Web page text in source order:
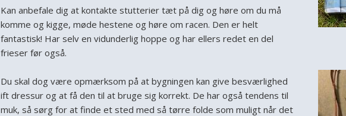
Kan anbefale dig at kontakte stutterier tæt på dig og høre om du må
komme og kigge, møde hestene og høre om racen. Den er helt
fantastisk! Har selv en vidunderlig hoppe og har ellers redet en del
frieser før også.
Du skal dog være opmærksom på at bygningen kan give besværlighed
ift dressur og at få den til at bruge sig korrekt. De har også tendens til
muk, så sørg for at finde et sted med så tørre folde som muligt når det